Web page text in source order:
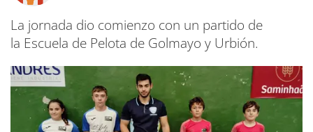
La jornada dio comienzo con un partido de
la Escuela de Pelota de Golmayo y Urbión.